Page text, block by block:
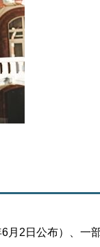
月2日公布）、一